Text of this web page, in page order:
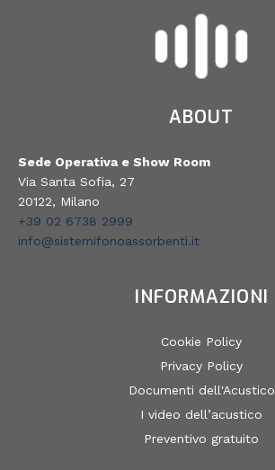
ABOUT
Sede Operativa e Show Room
Via Santa Sofia, 27
20122, Milano
+39 02 6738 2999
info@sistemifonoassorbenti.it
INFORMAZIONI
Cookie Policy
Privacy Policy
Documenti dell'Acustico
I video dell’acustico
Preventivo gratuito